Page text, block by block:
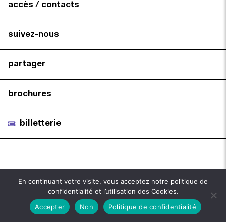
accès / contacts
suivez-nous
partager
brochures
billetterie
En continuant votre visite, vous acceptez notre politique de
confidentialité et l’utilisation des Cookies.
Accepter
Non Politique de confidentialité